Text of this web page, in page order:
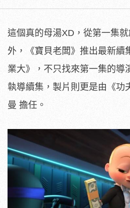
這個真的母湯XD，從第一集
外，《寶貝老闆》推出最新續
業大》，不只找來第一集的導
執導續集，製片則更是由《功
曼 擔任。